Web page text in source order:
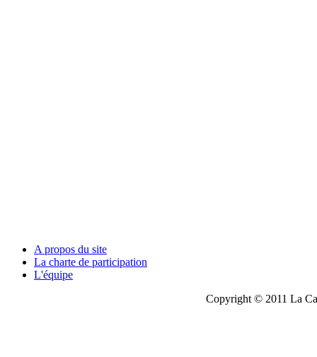
A propos du site
La charte de participation
L'équipe
Copyright © 2011 La